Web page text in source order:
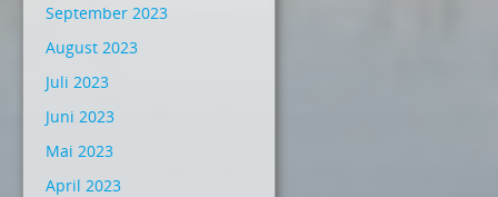
September 2023
August 2023
Juli 2023
Juni 2023
Mai 2023
April 2023